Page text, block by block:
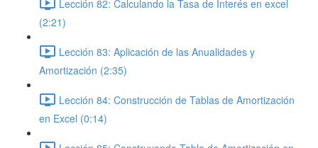
Lección 82: Calculando la Tasa de Interés en excel
(2:21)
Lección 83: Aplicación de las Anualidades y
Amortización (2:35)
Lección 84: Construcción de Tablas de Amortización
en Excel (0:14)